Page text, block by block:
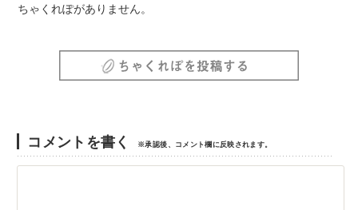
ちゃくれぽがありません。
コメントを書く ※承認後、コメント欄に反映されます。